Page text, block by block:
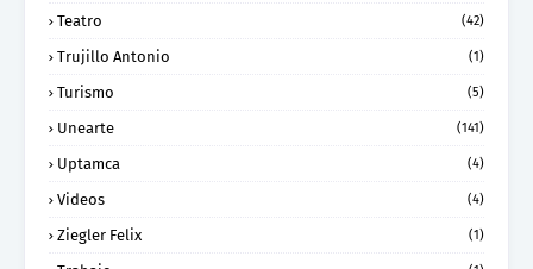
Teatro (42)
Trujillo Antonio (1)
Turismo (5)
Unearte (141)
Uptamca (4)
Videos (4)
Ziegler Felix (1)